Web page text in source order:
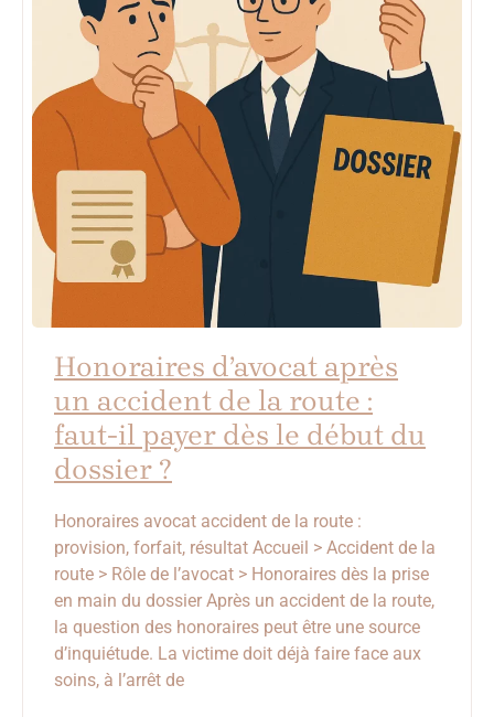
Honoraires d’avocat après
un accident de la route :
faut-il payer dès le début du
dossier ?
Honoraires avocat accident de la route :
provision, forfait, résultat Accueil > Accident de la
route > Rôle de l’avocat > Honoraires dès la prise
en main du dossier Après un accident de la route,
la question des honoraires peut être une source
d’inquiétude. La victime doit déjà faire face aux
soins, à l’arrêt de